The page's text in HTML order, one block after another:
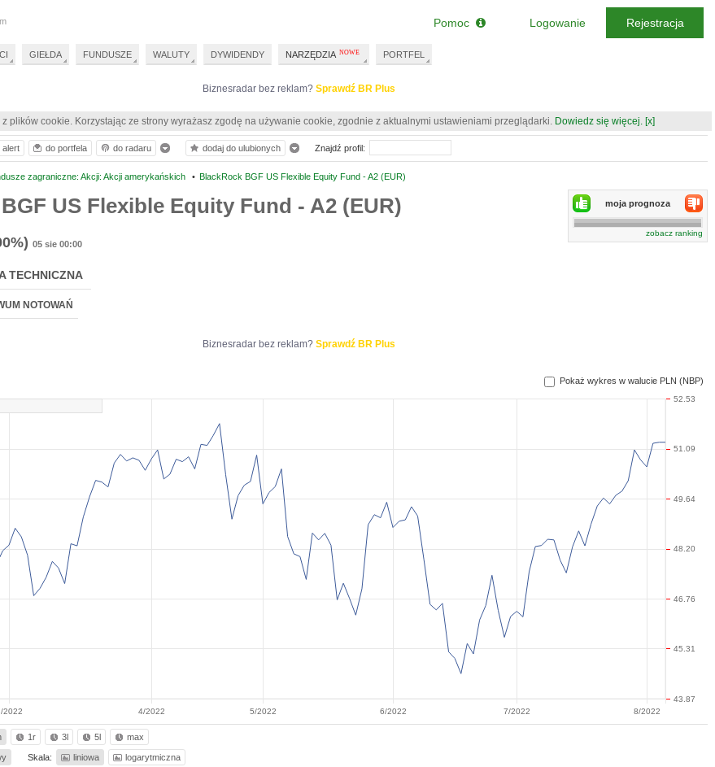
Biznesradar bez reklam? Sprawdź BR Plus
z plików cookie. Korzystając ze strony wyrażasz zgodę na używanie cookie, zgodnie z aktualnymi ustawieniami przeglądarki. Dowiedz się więcej. [x]
zagraniczne: Akcji: Akcji amerykańskich • BlackRock BGF US Flexible Equity Fund - A2 (EUR)
US Flexible Equity Fund - A2 (EUR)
05 sie 00:00
moja prognoza
zobacz ranking
TECHNICZNA
NOTOWAŃ
Biznesradar bez reklam? Sprawdź BR Plus
Pokaż wykres w walucie PLN (NBP)
2022 4/2022 5/2022 6/2022 7/2022 8/2022
43.87
45.31
46.76
48.20
49.64
51.09
52.53
1r 3l 5l max
Skala: liniowa logarytmiczna
alert do portfela do radaru dodaj do ulubionych Znajdź profil:
GIEŁDA FUNDUSZE WALUTY DYWIDENDY NARZĘDZIA PORTFEL
Pomoc Logowanie Rejestracja